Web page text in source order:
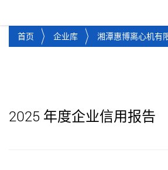
首页 企业库 湘潭惠博离心机有
2025 年度企业信用报告